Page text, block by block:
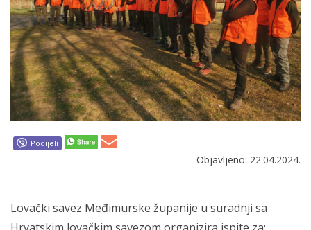
Podijeli
Objavljeno: 22.04.2024.
Lovački savez Međimurske županije u suradnji sa
Hrvatskim lovačkim savezom organizira ispite za: